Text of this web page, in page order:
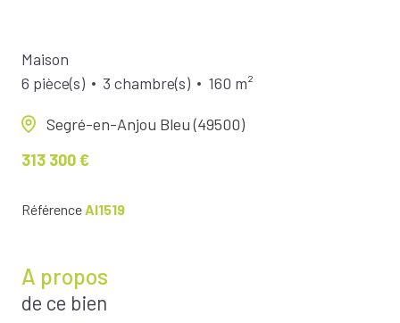
Maison
6 pièce(s)
3 chambre(s) 160 m²
Segré-en-Anjou Bleu (49500)
313 300 €
RéférenceAI1519
A propos
de ce bien